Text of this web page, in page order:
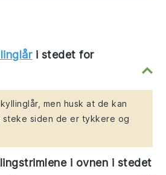
i stedet for
men husk at de kan
siden de er tykkere og
i ovnen i stedet